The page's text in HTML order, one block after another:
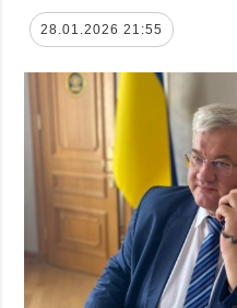
28.01.2026 21:55